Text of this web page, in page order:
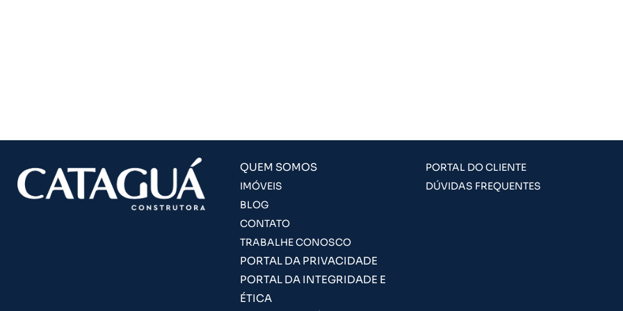
QUEM SOMOS
IMÓVEIS
BLOG
CONTATO
TRABALHE CONOSCO
PORTAL DA PRIVACIDADE
PORTAL DA INTEGRIDADE E
ÉTICA
PORTAL DO CLIENTE
DÚVIDAS FREQUENTES